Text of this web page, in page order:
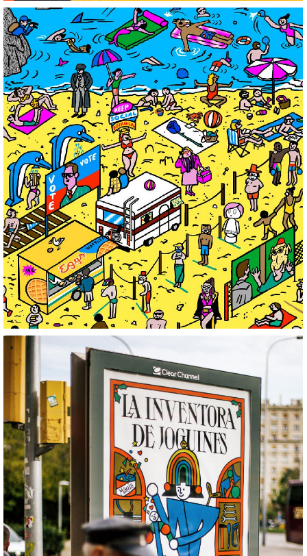
Netflix
+
Welcome Magic